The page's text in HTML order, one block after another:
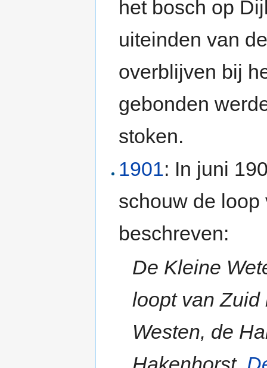
het bosch op
uiteinden van
overblijven bij
gebonden
stoken.
1901: In juni
schouw de
beschreven:
De Kleine
loopt van Zuid
Westen, de